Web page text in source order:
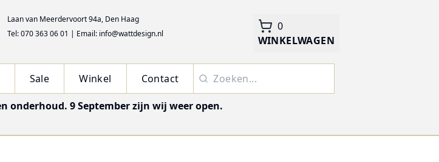
Laan van Meerdervoort 94a, Den Haag
Tel: 070 363 06 01 | Email: info@wattdesign.nl
0
WINKELWAGEN
Sale Winkel Contact
onderhoud. 9 September zijn wij weer open.